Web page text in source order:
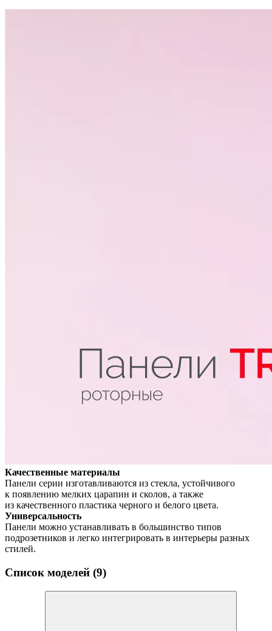
Качественные материалы
Панели серии изготавливаются из стекла, устойчивого
к появлению мелких царапин и сколов, а также
из качественного пластика черного и белого цвета.
Универсальность
Панели можно устанавливать в большинство типов
подрозетников и легко интегрировать в интерьеры разных
стилей.
Список моделей (9)